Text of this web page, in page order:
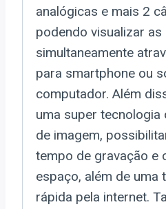
analógicas e mais 2
podendo visualizar as
simultaneamente
para smartphone ou
computador. Além
uma super tecnologia
de imagem,
tempo de gravação e
espaço, além de uma
rápida pela internet.